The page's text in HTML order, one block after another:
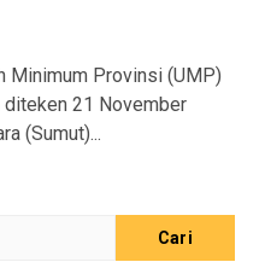
Minimum Provinsi (UMP)
diteken 21 November
(Sumut)...